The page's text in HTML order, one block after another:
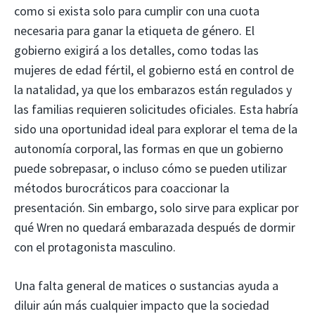
como si exista solo para cumplir con una cuota
necesaria para ganar la etiqueta de género. El
gobierno exigirá a los detalles, como todas las
mujeres de edad fértil, el gobierno está en control de
la natalidad, ya que los embarazos están regulados y
las familias requieren solicitudes oficiales. Esta habría
sido una oportunidad ideal para explorar el tema de la
autonomía corporal, las formas en que un gobierno
puede sobrepasar, o incluso cómo se pueden utilizar
métodos burocráticos para coaccionar la
presentación. Sin embargo, solo sirve para explicar por
qué Wren no quedará embarazada después de dormir
con el protagonista masculino.
Una falta general de matices o sustancias ayuda a
diluir aún más cualquier impacto que la sociedad